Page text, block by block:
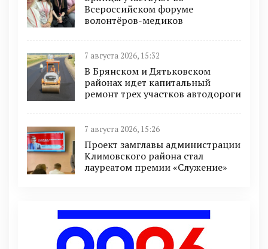
Всероссийском форуме
волонтёров-медиков
7 августа 2026, 15:32
В Брянском и Дятьковском
районах идет капитальный
ремонт трех участков автодороги
7 августа 2026, 15:26
Проект замглавы администрации
Климовского района стал
лауреатом премии «Служение»